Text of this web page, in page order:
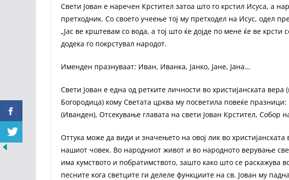
Свети Јован е наречен Крстител затоа што го крстил Исуса, а
претходник. Со своето учеење тој му претходел на Исус, одел
„Јас ве крштевам со вода, а тој што ќе дојде по мене ќе ве крсти
додека го покрстувал народот.
Именден празнуваат: Иван, Иванка, Јанко, Јане, Јана…
Свети Јован е една од ретките личности во христијанската вера
Богородица) кому Светата црква му посветила повеќе празници:
(Иванден), Отсекување главата на свети Јован Крстител, Собор
Оттука може да види и значењето на овој лик во
нашиот човек. Во народниот живот и во народното верување
има кумството и побратимството, зашто како што се раскажува
песните кога светците ги делеле функциите на св. Јован му